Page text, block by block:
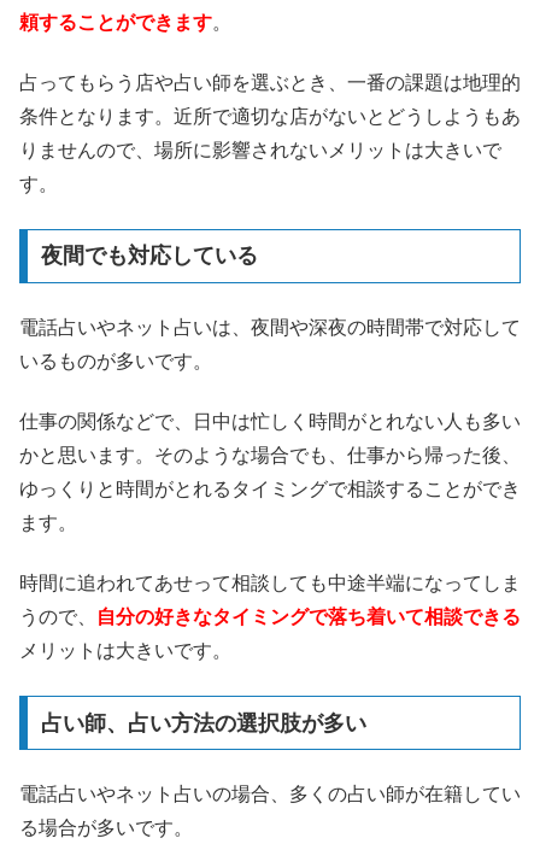
頼することができます。
占ってもらう店や占い師を選ぶとき、一番の課題は地理的
条件となります。近所で適切な店がないとどうしようもあ
りませんので、場所に影響されないメリットは大きいで
す。
夜間でも対応している
電話占いやネット占いは、夜間や深夜の時間帯で対応して
いるものが多いです。
仕事の関係などで、日中は忙しく時間がとれない人も多い
かと思います。そのような場合でも、仕事から帰った後、
ゆっくりと時間がとれるタイミングで相談することができ
ます。
時間に追われてあせって相談しても中途半端になってしま
うので、
自分の好きなタイミングで落ち着いて相談できる
メリットは大きいです。
占い師、占い方法の選択肢が多い
電話占いやネット占いの場合、多くの占い師が在籍してい
る場合が多いです。